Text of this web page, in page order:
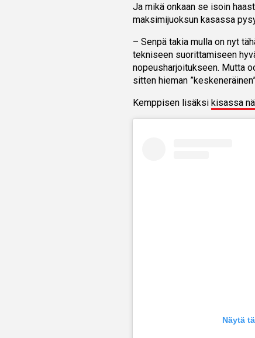
Ja mikä onkaan se isoin
maksimijuoksun kasassa
– Senpä takia mulla on nyt
tekniseen suorittamiseen
nopeusharjoitukseen. Mutta
sitten hieman
Kemppisen lisäksikisassa
Näytä